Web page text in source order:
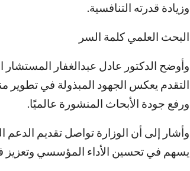
وزيادة قدرته التنافسية.
البحث العلمي كلمة السر
وأوضح الدكتور عادل عبدالغفار
التقدم يعكس الجهود المبذولة في تطوير
ورفع جودة الأبحاث المنشورة عالميًا.
وأشار إلى أن الوزارة تواصل تقديم الدعم
يسهم في تحسين الأداء المؤسسي وتعزيز